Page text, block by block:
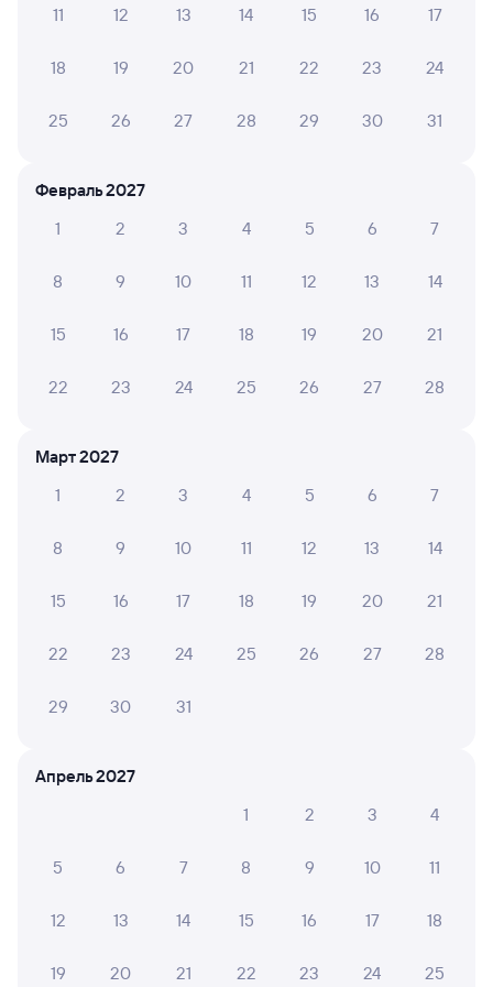
Другие авиарейсы из Красноярска
11 12 13 14 15 16 17
18 19 20 21 22 23 24
25 26 27 28 29 30 31
Февраль 2027
1
2 3 4 5 6 7
8 9 10 11 12 13 14
15 16 17 18 19 20 21
22 23 24 25 26 27 28
Март 2027
1
2 3 4 5 6 7
8 9 10 11 12 13 14
15 16 17 18 19 20 21
22 23 24 25 26 27 28
29 30 31
Апрель 2027
1
2 3 4
5 6 7 8 9 10 11
12 13 14 15 16 17 18
19 20 21 22 23 24 25